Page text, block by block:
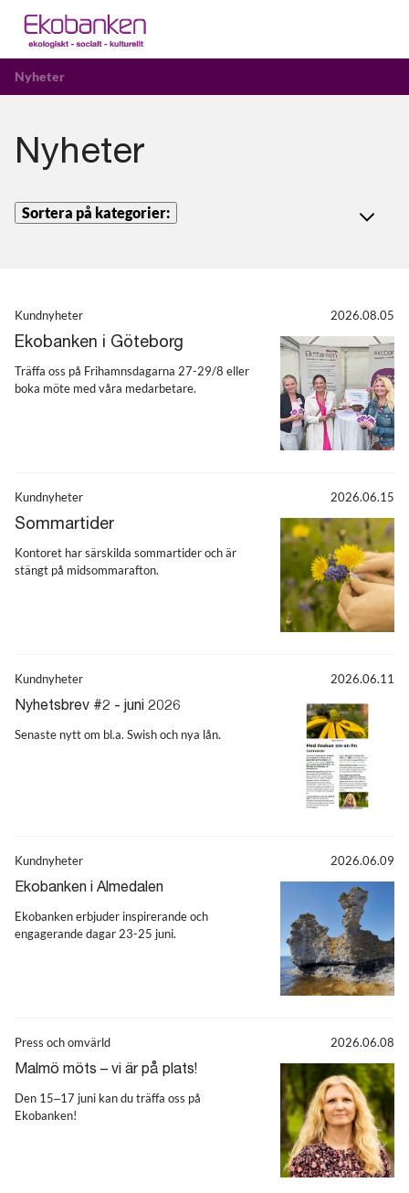
Nyheter
Nyheter
Sortera på kategorier:
Kundnyheter 2026.08.05
Ekobanken i Göteborg
Träffa oss på Frihamnsdagarna 27-29/8 eller
boka möte med våra medarbetare.
Kundnyheter 2026.06.15
Sommartider
Kontoret har särskilda sommartider och är
stängt på midsommarafton.
Kundnyheter
2026.06.11
Nyhetsbrev #2 - juni 2026
Senaste nytt om bl.a. Swish och nya lån.
Kundnyheter
2026.06.09
Ekobanken i Almedalen
Ekobanken erbjuder inspirerande och
engagerande dagar 23-25 juni.
Press och omvärld
2026.06.08
Malmö möts – vi är på plats!
Den 15–17 juni kan du träffa oss på
Ekobanken!